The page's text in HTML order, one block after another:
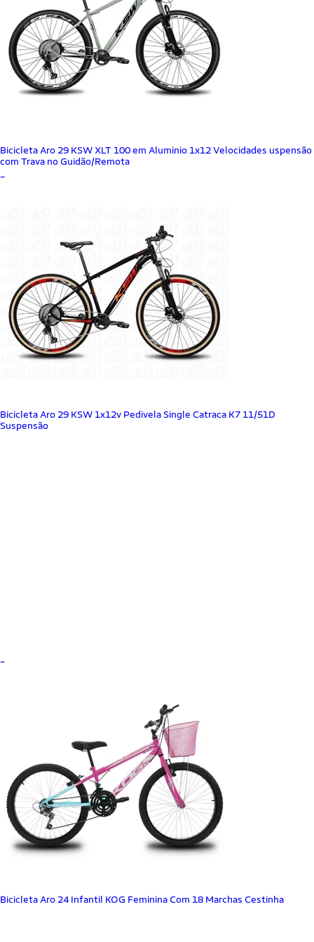
Bicicleta Aro 29 KSW XLT 100 em Aluminio 1x12 Velocidades uspensão
com Trava no Guidão/Remota
Bicicleta Aro 29 KSW 1x12v Pedivela Single Catraca K7 11/51D
Suspensão
Bicicleta Aro 24 Infantil KOG Feminina Com 18 Marchas Cestinha